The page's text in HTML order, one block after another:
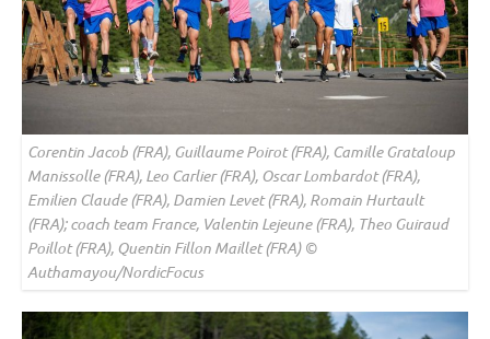
Corentin Jacob (FRA), Guillaume Poirot (FRA), Camille Grataloup
Manissolle (FRA), Leo Carlier (FRA), Oscar Lombardot (FRA),
Emilien Claude (FRA), Damien Levet (FRA), Romain Hurtault
(FRA); coach team France, Valentin Lejeune (FRA), Theo Guiraud
Poillot (FRA), Quentin Fillon Maillet (FRA) ©
Authamayou/NordicFocus